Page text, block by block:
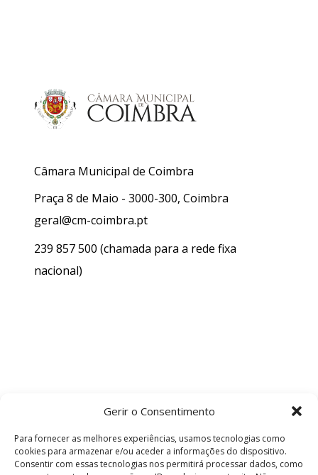
Gerir o Consentimento
Para fornecer as melhores experiências, usamos tecnologias como
cookies para armazenar e/ou aceder a informações do dispositivo.
Consentir com essas tecnologias nos permitirá processar dados, como
Câmara Municipal de Coimbra
Praça 8 de Maio - 3000-300, Coimbra
geral@cm-coimbra.pt
239 857 500 (chamada para a rede fixa
nacional)